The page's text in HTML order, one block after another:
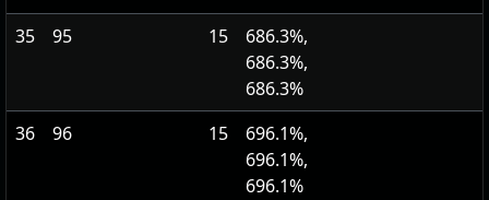
35
95 15
686.3%,
686.3%,
686.3%
36
96 15
696.1%,
696.1%,
696.1%